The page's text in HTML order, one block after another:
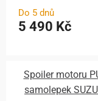
Do 5 dnů
5 490 Kč
Spoiler motoru
samolepek